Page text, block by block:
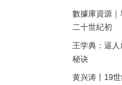
數據庫資源
二十世紀初
王学典：逼
秘诀
黄兴涛丨19